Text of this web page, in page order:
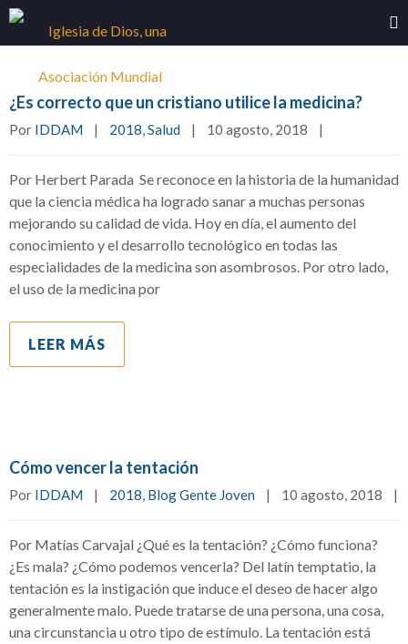
¿Es correcto que un cristiano utilice la medicina?
Por IDDAM | 2018, Salud | 10 agosto, 2018 |
Por Herbert Parada Se reconoce en la historia de la humanidad
que la ciencia médica ha logrado sanar a muchas personas
mejorando su calidad de vida. Hoy en día, el aumento del
conocimiento y el desarrollo tecnológico en todas las
especialidades de la medicina son asombrosos. Por otro lado,
el uso de la medicina por
LEER MÁS
Cómo vencer la tentación
Por IDDAM | 2018, Blog Gente Joven | 10 agosto, 2018 |
Por Matías Carvajal ¿Qué es la tentación? ¿Cómo funciona?
¿Es mala? ¿Cómo podemos vencerla? Del latín temptatio, la
tentación es la instigación que induce el deseo de hacer algo
generalmente malo. Puede tratarse de una persona, una cosa,
una circunstancia u otro tipo de estímulo. La tentación está